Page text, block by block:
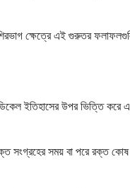
ক্ষেত্রে এই গুরুতর
ইতিহাসের উপর ভিত্তি করে
​​সংগ্রহের সময় বা পরে রক্ত ​​কোষ